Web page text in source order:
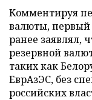
Комментируя
валюты,
ранее заявлял,
резервной
таких как
ЕврАзЭС, без
российских